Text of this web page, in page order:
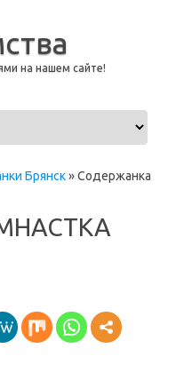
на нашем сайте!
Брянск»Содержанка